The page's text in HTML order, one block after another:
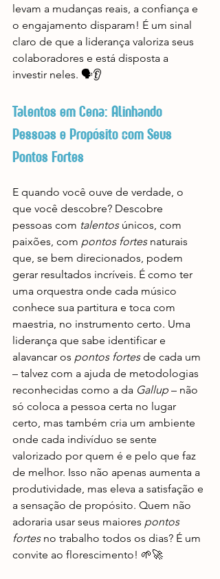
levam a mudanças reais, a confiança e
o engajamento disparam! É um sinal
claro de que a liderança valoriza seus
colaboradores e está disposta a
investir neles. 🗣️👂
Talentos em Cena: Alinhando
Pessoas e Propósito com Seus
Pontos Fortes
E quando você ouve de verdade, o
que você descobre? Descobre
pessoas com talentos únicos, com
paixões, com pontos fortes naturais
que, se bem direcionados, podem
gerar resultados incríveis. É como ter
uma orquestra onde cada músico
conhece sua partitura e toca com
maestria, no instrumento certo. Uma
liderança que sabe identificar e
alavancar os pontos fortes de cada um
– talvez com a ajuda de metodologias
reconhecidas como a da Gallup – não
só coloca a pessoa certa no lugar
certo, mas também cria um ambiente
onde cada indivíduo se sente
valorizado por quem é e pelo que faz
de melhor. Isso não apenas aumenta a
produtividade, mas eleva a satisfação e
a sensação de propósito. Quem não
adoraria usar seus maiores pontos
fortes no trabalho todos os dias? É um
convite ao florescimento! 🌱🚀